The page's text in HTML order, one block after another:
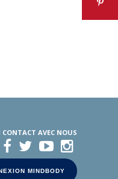
CONTACT AVEC NOUS
MINDBODY